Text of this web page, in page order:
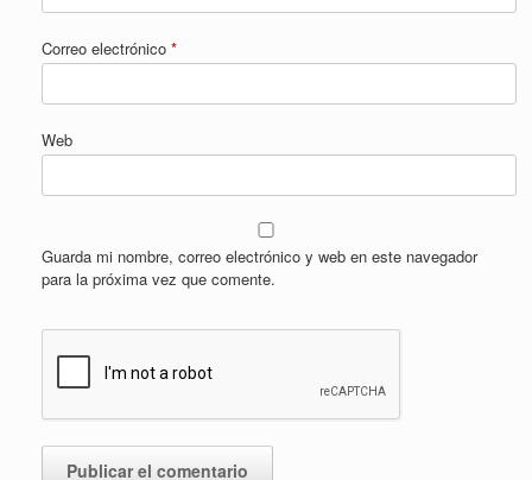
Correo electrónico *
Web
Guarda mi nombre, correo electrónico y web en este navegador
para la próxima vez que comente.